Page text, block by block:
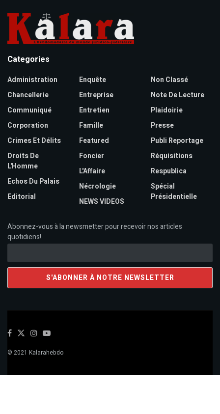
Categories
Administration
Chancellerie
Communiqué
Corporation
Crimes Et Délits
Droits De
L'Homme
Echos Du Palais
Editorial
Enquête
Entreprise
Entretien
Famille
Featured
Foncier
L'Affaire
Nécrologie
NEWS VIDEOS
Non Classé
Note De Lecture
Plaidoirie
Presse
Publi Reportage
Réquisitions
Respublica
Spécial
Présidentielle
Abonnez-vous à la newsmetter pour recevoir nos articles
quotidiens!
© 2021 Kalarahebdo